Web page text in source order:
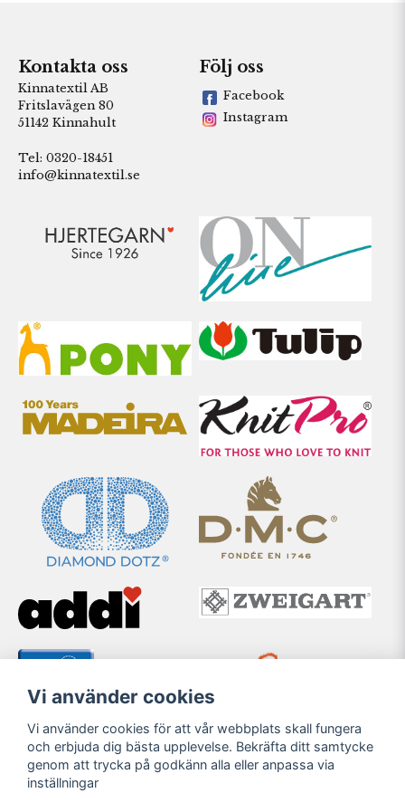
Kontakta oss
Kinnatextil AB
Fritslavägen 80
51142 Kinnahult
Tel: 0320-18451
info@kinnatextil.se
Följ oss
Facebook
Instagram
Vi använder cookies
Vi använder cookies för att vår webbplats skall fungera
och erbjuda dig bästa upplevelse. Bekräfta ditt samtycke
genom att trycka på godkänn alla eller anpassa via
inställningar